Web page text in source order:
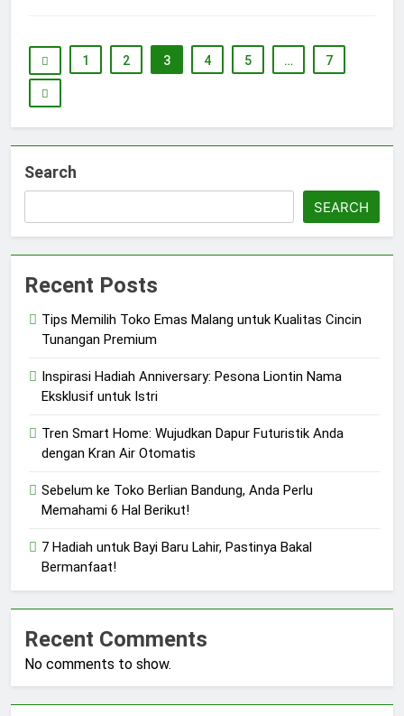
1 2 3 4 5 … 7
Search
SEARCH
Recent Posts
Tips Memilih Toko Emas Malang untuk Kualitas Cincin
Tunangan Premium
Inspirasi Hadiah Anniversary: Pesona Liontin Nama
Eksklusif untuk Istri
Tren Smart Home: Wujudkan Dapur Futuristik Anda
dengan Kran Air Otomatis
Sebelum ke Toko Berlian Bandung, Anda Perlu
Memahami 6 Hal Berikut!
7 Hadiah untuk Bayi Baru Lahir, Pastinya Bakal
Bermanfaat!
Recent Comments
No comments to show.